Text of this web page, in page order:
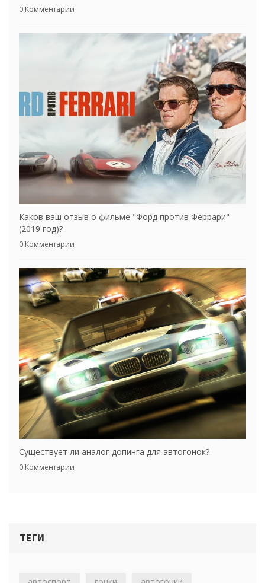
0 Комментарии
Каков ваш отзыв о фильме "Форд против Феррари"
(2019 год)?
0 Комментарии
Существует ли аналог допинга для автогонок?
0 Комментарии
ТЕГИ